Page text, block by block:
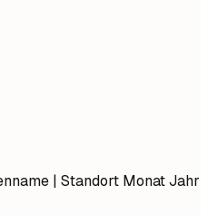
| Standort Monat Jahr